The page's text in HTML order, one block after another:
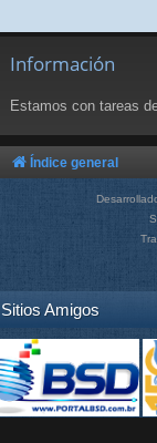
Información
Estamos con tareas
Índice general
Sitios Amigos